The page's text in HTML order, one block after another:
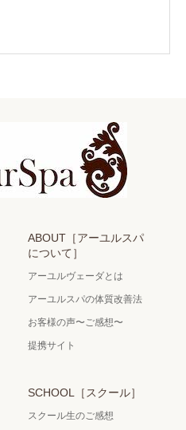
ABOUT［アーユルスパ
について］
アーユルヴェーダとは
アーユルスパの体質改善法
お客様の声〜ご感想〜
提携サイト
SCHOOL［スクール］
スクール生のご感想